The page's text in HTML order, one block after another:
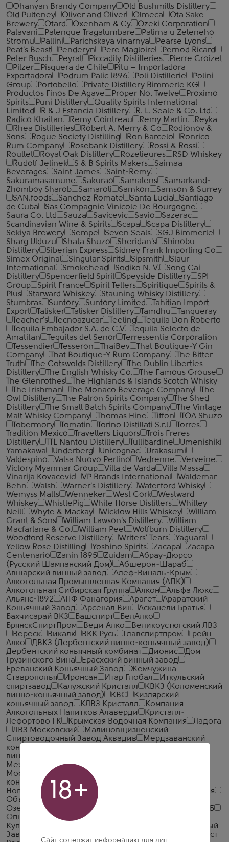
Ohanyan Brandy Company
Old Bushmills Distillery
Old Pulteney
Oliver and Oliver Olmeca
Ota Sake
Brewery
Otard Oxenham & Cy
Ozeki Corporation
Palavani
Palenque Tragalumbare
Palirna u Zeleneho
Stromu
Pallini Parichskaya vinarnya
Pearse Lyons
Peat's Beast
Penderyn Pere Magloire
Pernod Ricard
Peter Busch
Peyrat Piccadily Distilleries
Pierre Croizet
Pilzer
Pisquera de Chile
Pitu – Importadora
Exportadora
Podrum Palic 1896 Poli Distillerie
Polini
Group
Portobello
Private Distillery Bimmerle KG
Productos Finos De Agave
Proper No. Twelve
Proximo
Spirits
Puni Distillery
Quality Spirits International
Limited
R & J Estancia Distillery
R. L. Seale & Co. Ltd
Radico Khaitan
Remy Cointreau Remy Martin
Reyka
Rhea Distilleries
Robert A. Merry & Co
Rodionov &
Sons
Rogue Society Distilling Ron Barcelo
Ronrico
Rum Company
Rosebank Distillery
Rossi & Rossi
Roullet
Royal Oak Distillery Rozelieures
RSD Whiskey
Rudolf Jelinek
S & B Spirits Makers
Saimaa
Beverages
Saint James
Saint-Remy
Sakuramasamune
Sakurao Samalens
Samarkand-
Zhomboy Sharob
Samaroli Samkon
Samson & Surrey
SAN.foods
Sanchez Romate Santa Lucia
Santiago
de Cuba
Sas Compagnie Vinicole De Bourgogne
Saura Co. Ltd
Sauza Savicevic Savio
Sazerac
Scandinavian Wine & Spirits
Scapa
Scapa Distillery
Sekiya Brewery
Sempe Seven Seals
SGJ Bimmerle
Sharg Ulduzu
Shata Shuzo Sheridan's
Shinobu
Distillery
Siberian Express
Sidney Frank Importing Co
Simex Original
Singular Spirits Sipsmith
Slaur
International
Smokehead Sodiko N. V.
Song Cai
Distillery
Spencerfield Spirit Speyside Distillery
SPI
Group
Spirit France Spirit Tellers Spiritique
Spirits &
Plus
Starward Whiskey
Stauning Whisky Distillery
Stumbras
Suntory Suntory Limited
Tahitian Import
Export
Talisker Talisker Distillery Tamdhu
Tanqueray
Teacher's
Tecnoazucar Teeling
Tequila Don Roberto
Tequila Embajador S.A. de C.V
Tequila Selecto de
Amatitan
Tequilas del Senor
Terressentia Corporation
Tessendier
Tesseron ThaiBev
That Boutique-Y Gin
Company
That Boutique-Y Rum Company
The Bitter
Truth
The Cotswolds Distillery
The Dublin Liberties
Distillery
The English Whisky Co.
The Famous Grouse
The Glenrothes
The Highlands & Islands Scotch Whisky
The Irishman
The Monaco Beverage Company
The
Owl Distillery
The Patron Spirits Company
The Shed
Distillery
The Small Batch Spirits Company
The Vintage
Malt Whisky Company
Thomas Hine Tiffon
TOA Shuzo
Tobermory
Tomatin Torino Distillati S.r.l.
Torres
Tradition Mexico
Travellers Liquors
Trois Freres
Distillery
TTL Nantou Distillery Tullibardine
Umenishiki
Yamakawa
Underberg Unicognac
Urakasumi
Valdespino
Valsa Nuovo Perlino Vedrenne
Verveine
Victory Myanmar Group
Villa de Varda
Villa Massa
Vinarija Kovacevic
VP Brands International
Waldemar
Behn
Walsh Warner's Distillery
Waterford Whisky
Wemyss Malts
Wenneker West Cork
Westward
Whiskey
WhistlePig White Horse Distillers
Whitley
Neill
Whyte & Mackay Wicklow Hills Whiskey
William
Grant & Sons
William Lawson's Distillery
William
Macfarlane & Co.
William Peel
Wolfburn Distillery
Woodford Reserve Distillery
Writers' Tears
Yaguara
Yellow Rose Distilling
Yoshino Spirits Zacapa
Zacapa
Centenario
Zanin 1895 Zuidam
Абрау-Дюрсо
(Русский Шампанский Дом)
Абшерон-Шараб
Авшарский винный завод
Алеф-Виналь-Крым
Алкогольная Промышленная Компания (АПК)
Алкогольная Сибирская Группа
Алкон
Альфа Люкс
Альянс-1892
АПФ Фанагория Арагет
Араратский
Коньячный Завод
Арсенал Вин
Асканели Братья
Бахчисарай ВКЗ
Башспирт
БелАлко
БрянскСпиртПром
Веди Алко
Великоустюгский ЛВЗ
Вереск
Викалк ВКК Русь Главспиртпром
Грейн
Алко
ДВКЗ (Дербентский винно-коньячный завод)
Дербентский коньячный комбинат
Дионис
Дом
Грузинского Вина
Ерасхский винный завод
Ереванский Коньячный Завод
Жемчужина
Ставрополья
Иронсан Итар Глобал
Иткульский
спиртзавод
Калужский Кристалл
КВКЗ (Коломенский
винно-коньячный завод)
КВС
Кизлярский
коньячный завод
КЛВЗ Кристалл
Компания
Алкогольных Напитков Алаверди
Кристалл-
Лефортово ГК
Крымская Водочная Компания
Ладога
ЛВЗ Московский
Малиновщизненский
Спиртоводочный Завод Аквадив
Мердзаванский
коньячный завод
виноградных вин
Межреспубликанский Винодельческий Завод)
Московский завод Кристалл
коньячный завод
Национал Алко
Новокубанское
Объединенная Водочная Компания
Объединенные Пензенские Водочные Заводы
Озерский спиртоводочный завод (ОСВЗ)
ООО ССБ
Опытный завод НИВА
Купажный Завод
Прошянский Коньячный
Завод
Русский Алкоголь (Руст
18+
Сайт содержит информацию для лиц